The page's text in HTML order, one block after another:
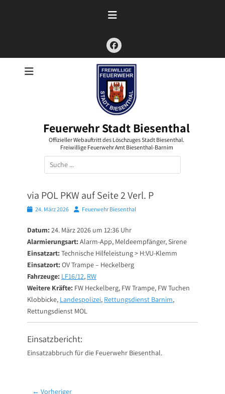
Facebook
Feuerwehr Stadt Biesenthal
Offizieller Webauftritt des Löschzuges Stadt Biesenthal.
Freiwillige Feuerwehr Amt Biesenthal-Barnim
Suchen
nach:
via POL PKW auf Seite 2 Verl. P
Posted24. März 2026 AutorFeuerwehr Biesenthal
Datum: 24. März 2026 um 12:36 Uhr
Alarmierungsart: Alarm-App, Meldeempfänger, Sirene
Einsatzart: Technische Hilfeleistung > H:VU-Klemm
Einsatzort: OV Trampe – Heckelberg
Fahrzeuge: LF16/12, RW
Weitere Kräfte: FW Heckelberg, FW Trampe, FW Tuchen
Klobbicke, Landespolizei, Rettungsdienst Barnim,
Rettungsdienst MOL
Einsatzbericht:
Einsatzabbruch für die Feuerwehr Biesenthal.
← Vorheriger